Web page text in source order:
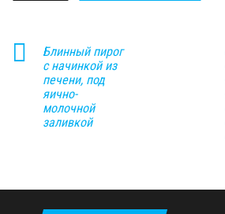
Блинный пирог
с начинкой из
печени, под
яично-
молочной
заливкой